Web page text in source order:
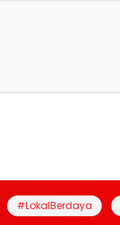
#LokalBerdaya